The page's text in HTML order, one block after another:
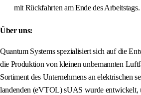
mit Rückfahrten am Ende des Arbeitstags.
Über uns:
Quantum Systems spezialisiert sich auf die
die Produktion von kleinen unbemannten
Sortiment des Unternehmens an elektrischen
landenden (eVTOL) sUAS wurde entwickelt,